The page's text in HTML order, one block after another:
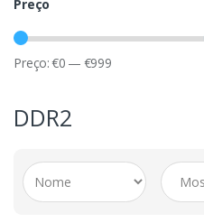
Preço
Preço:€0 — €999
DDR2